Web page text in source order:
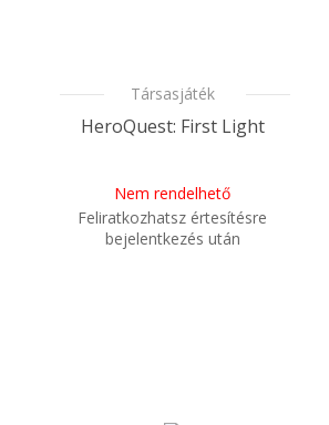
Társasjáték
HeroQuest: First Light
Nem rendelhető
Feliratkozhatsz értesítésre
bejelentkezés után